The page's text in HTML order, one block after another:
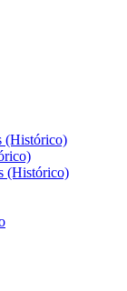
(Histórico)
(Histórico)